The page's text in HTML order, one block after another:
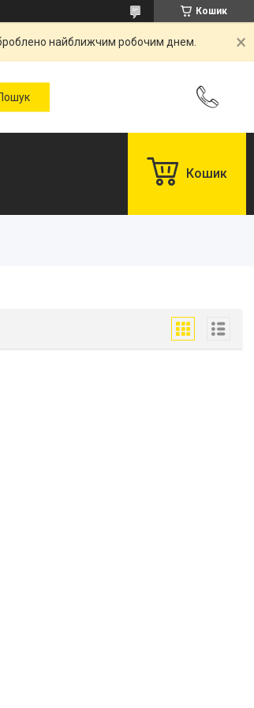
Кошик
найближчим робочим днем.
Кошик